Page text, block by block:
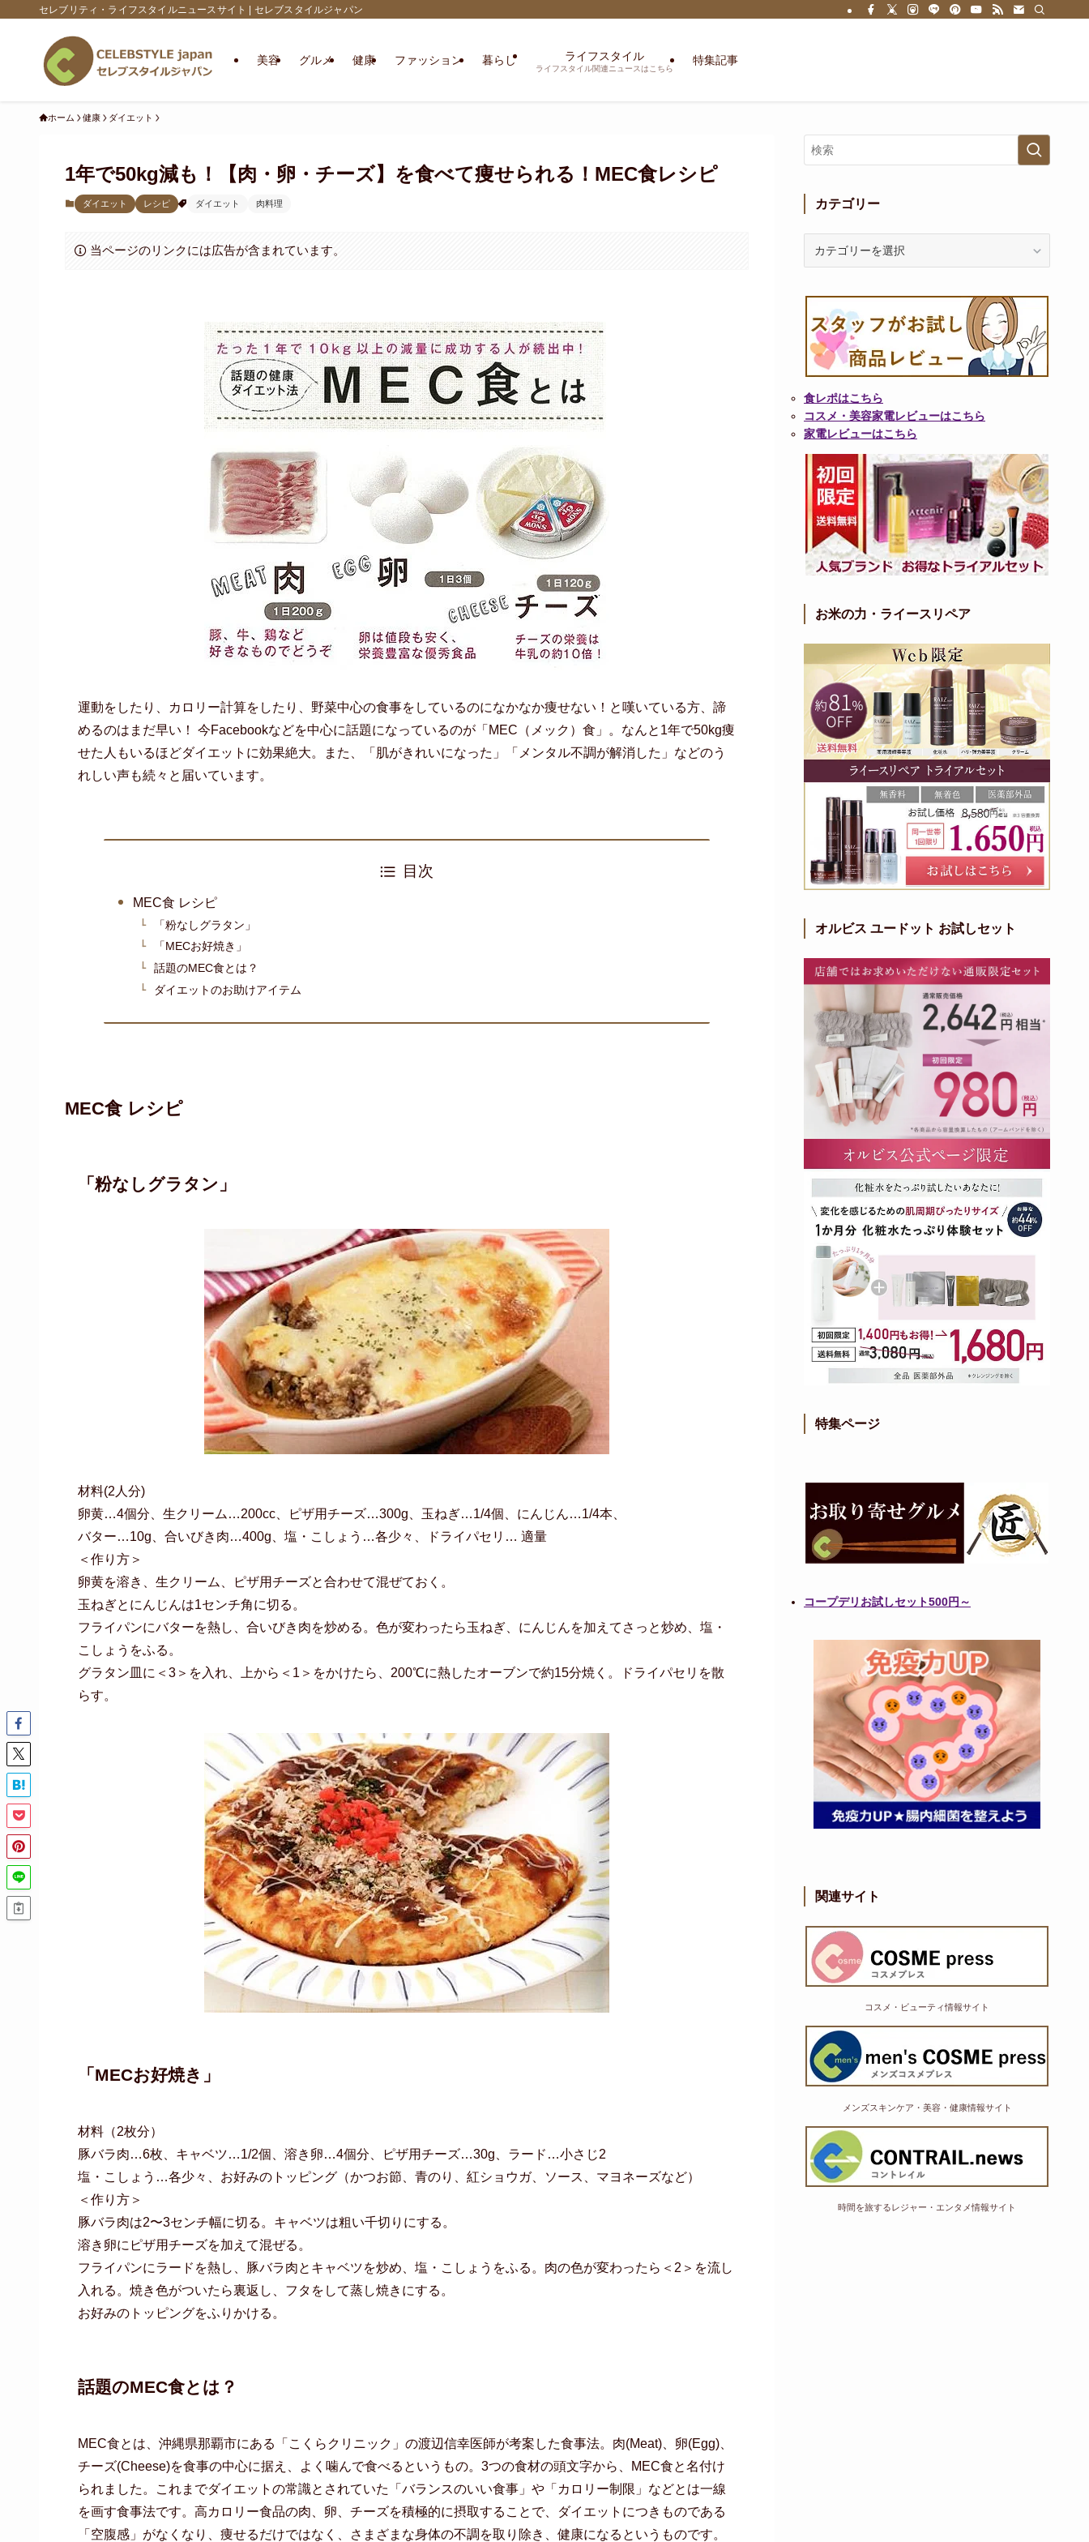
セレブリティ・ライフスタイルニュースサイト | セレブスタイルジャパン
美容 グルメ 健康 ファッション 暮らし ライフスタイル
ライフスタイル関連ニュースはこちら
特集記事
ホーム 健康 ダイエット
1年で50kg減も！【肉・卵・チーズ】を食べて痩せられる！MEC食レシピ
ダイエット レシピ ダイエット 肉料理
当ページのリンクには広告が含まれています。
運動をしたり、カロリー計算をしたり、野菜中心の食事をしているのになかなか痩せない！と嘆いている方、諦
めるのはまだ早い！ 今Facebookなどを中心に話題になっているのが「MEC（メック）食」。なんと1年で50kg痩
せた人もいるほどダイエットに効果絶大。また、「肌がきれいになった」「メンタル不調が解消した」などのう
れしい声も続々と届いています。
目次
MEC食 レシピ
「粉なしグラタン」
「MECお好焼き」
話題のMEC食とは？
ダイエットのお助けアイテム
MEC食 レシピ
「粉なしグラタン」
材料(2人分)
卵黄…4個分、生クリーム…200cc、ピザ用チーズ…300g、玉ねぎ…1/4個、にんじん…1/4本、
バター…10g、合いびき肉…400g、塩・こしょう…各少々、ドライパセリ… 適量
＜作り方＞
卵黄を溶き、生クリーム、ピザ用チーズと合わせて混ぜておく。
玉ねぎとにんじんは1センチ角に切る。
フライパンにバターを熱し、合いびき肉を炒める。色が変わったら玉ねぎ、にんじんを加えてさっと炒め、塩・
こしょうをふる。
グラタン皿に＜3＞を入れ、上から＜1＞をかけたら、200℃に熱したオーブンで約15分焼く。ドライパセリを散
らす。
「MECお好焼き」
材料（2枚分）
豚バラ肉…6枚、キャベツ…1/2個、溶き卵…4個分、ピザ用チーズ…30g、ラード…小さじ2
塩・こしょう…各少々、お好みのトッピング（かつお節、青のり、紅ショウガ、ソース、マヨネーズなど）
＜作り方＞
豚バラ肉は2〜3センチ幅に切る。キャベツは粗い千切りにする。
溶き卵にピザ用チーズを加えて混ぜる。
フライパンにラードを熱し、豚バラ肉とキャベツを炒め、塩・こしょうをふる。肉の色が変わったら＜2＞を流し
入れる。焼き色がついたら裏返し、フタをして蒸し焼きにする。
お好みのトッピングをふりかける。
話題のMEC食とは？
MEC食とは、沖縄県那覇市にある「こくらクリニック」の渡辺信幸医師が考案した食事法。肉(Meat)、卵(Egg)、
チーズ(Cheese)を食事の中心に据え、よく噛んで食べるというもの。3つの食材の頭文字から、MEC食と名付け
られました。これまでダイエットの常識とされていた「バランスのいい食事」や「カロリー制限」などとは一線
を画す食事法です。高カロリー食品の肉、卵、チーズを積極的に摂取することで、ダイエットにつきものである
「空腹感」がなくなり、痩せるだけではなく、さまざまな身体の不調を取り除き、健康になるというものです。
カテゴリー
リ
食レポはこちら
コスメ・美容家電レビューはこちら
家電レビューはこちら
お米の力・ライースリペア
オルビス ユードット お試しセット
特集ページ
コープデリお試しセット500円～
関連サイト
コスメ・ビューティ情報サイト
メンズスキンケア・美容・健康情報サイト
時間を旅するレジャー・エンタメ情報サイト